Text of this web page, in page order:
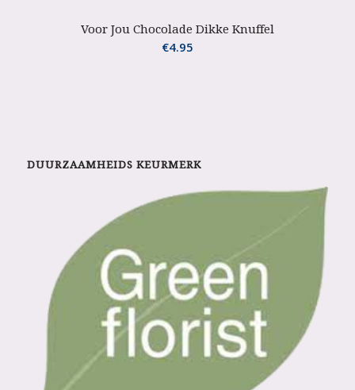
Voor Jou Chocolade Dikke Knuffel
€4.95
DUURZAAMHEIDS KEURMERK